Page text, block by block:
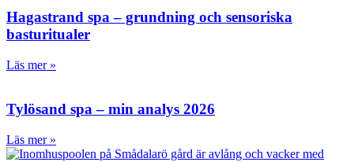
Hagastrand spa – grundning och sensoriska
basturitualer
Läs mer »
Tylösand spa – min analys 2026
Läs mer »